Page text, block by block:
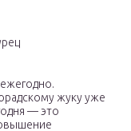
жуку уже
— это